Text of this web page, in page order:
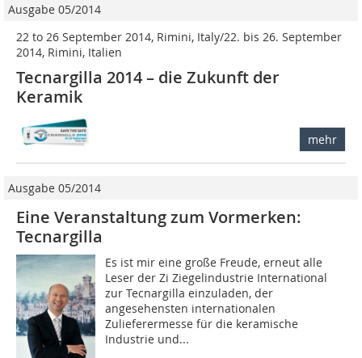
Ausgabe 05/2014
22 to 26 September 2014, Rimini, Italy/22. bis 26. September
2014, Rimini, Italien
Tecnargilla 2014 – die Zukunft der
Keramik
mehr
Ausgabe 05/2014
Eine Veranstaltung zum Vormerken:
Tecnargilla
Es ist mir eine große Freude, erneut alle
Leser der Zi Ziegelindustrie International
zur Tecnargilla einzuladen, der
angesehensten internationalen
Zulieferermesse für die keramische
Industrie und...